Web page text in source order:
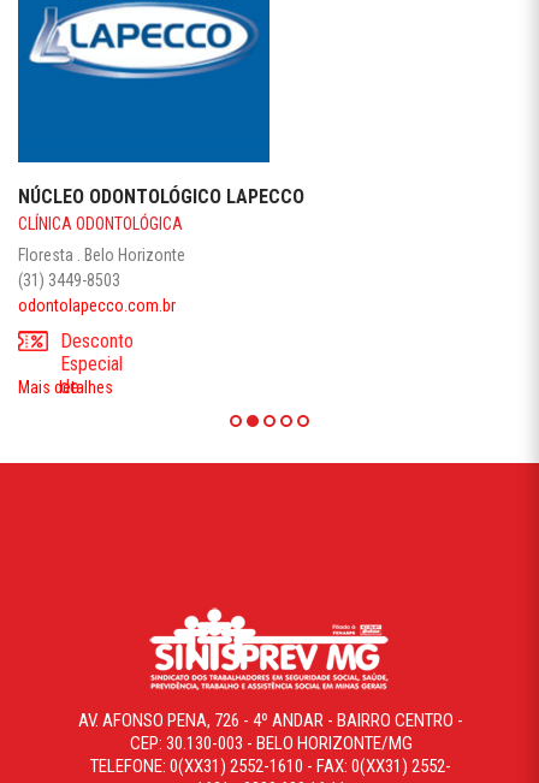
NÚCLEO ODONTOLÓGICO LAPECCO
CLÍNICA ODONTOLÓGICA
Floresta . Belo Horizonte
(31) 3449-8503
odontolapecco.com.br
Desconto
Especial
de
Mais detalhes
AV. AFONSO PENA, 726 - 4º ANDAR - BAIRRO CENTRO -
CEP: 30.130-003 - BELO HORIZONTE/MG
TELEFONE: 0(XX31) 2552-1610 - FAX: 0(XX31) 2552-